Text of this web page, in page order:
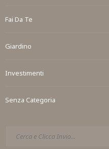
Fai Da Te
Giardino
Investimenti
Senza Categoria